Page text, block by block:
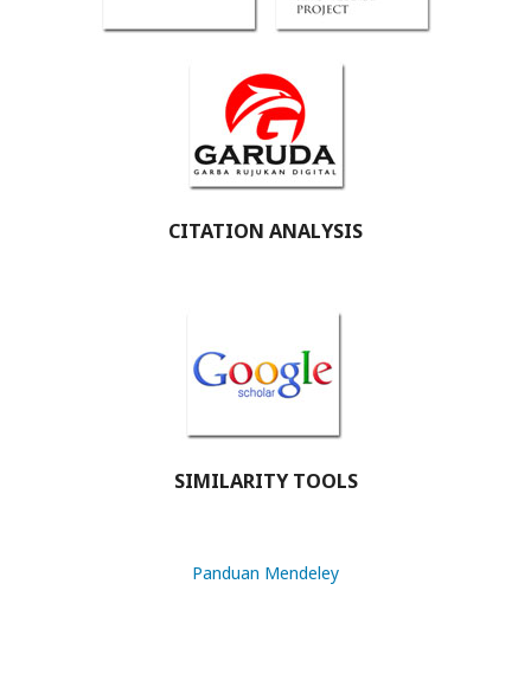
CITATION ANALYSIS
SIMILARITY TOOLS
Panduan Mendeley